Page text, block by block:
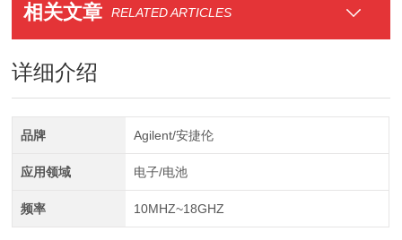
相关文章 RELATED ARTICLES
详细介绍
品牌 Agilent/安捷伦
应用领域 电子/电池
频率 10MHZ~18GHZ